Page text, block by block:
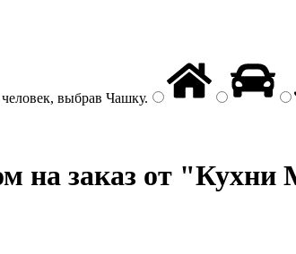
выбрав Чашку.
на заказ от "Кухни